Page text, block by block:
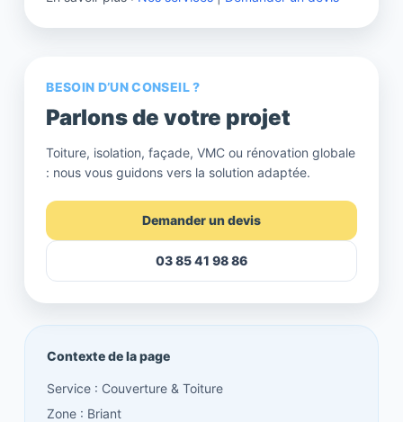
BESOIN D’UN CONSEIL ?
Parlons de votre projet
Toiture, isolation, façade, VMC ou rénovation globale
: nous vous guidons vers la solution adaptée.
Demander un devis
03 85 41 98 86
Contexte de la page
Service : Couverture & Toiture
Zone : Briant